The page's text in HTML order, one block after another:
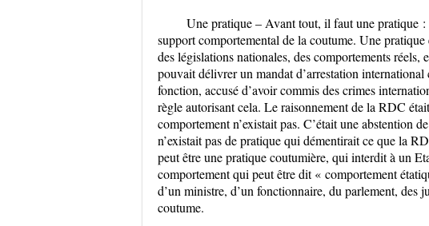
Une pratique – Avant tout, il faut une pratique
support comportemental de la coutume. Une
des législations nationales, des comportements
pouvait délivrer un mandat d’arrestation
fonction, accusé d’avoir commis des crimes
règle autorisant cela. Le raisonnement de la RDC
comportement n’existait pas. C’était une abstention
n’existait pas de pratique qui démentirait ce que la
peut être une pratique coutumière, qui interdit à un
comportement qui peut être dit « comportement
d’un ministre, d’un fonctionnaire, du parlement, des
coutume.